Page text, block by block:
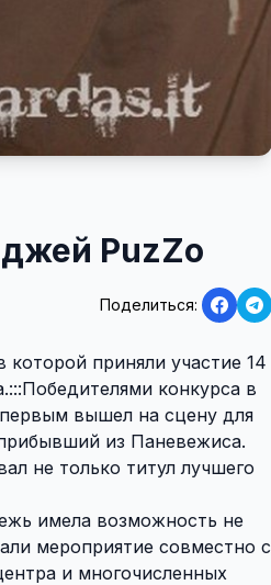
PuzZo
Поделиться:
которой приняли участие 14
конкурса в
первым вышел на сцену для
из Паневежиса.
не только титул лучшего
имела возможность не
мероприятие совместно с
и многочисленных